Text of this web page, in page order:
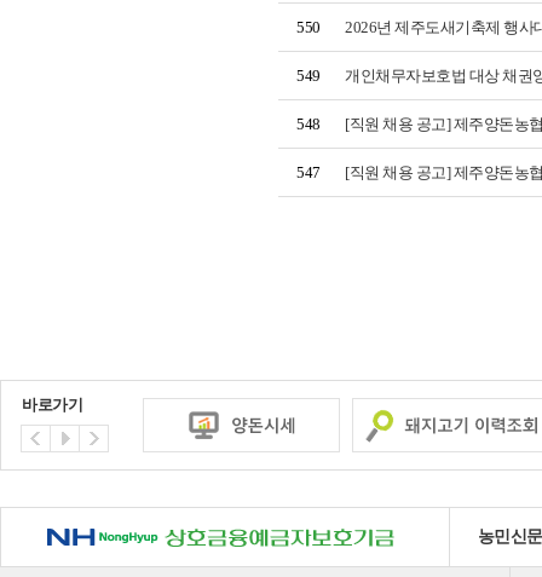
550 2026년 제주도새기축제 행
549 개인채무자보호법 대상 채
548 [직원 채용 공고] 제주양돈농
547 [직원 채용 공고] 제주양돈농
바로가기
NH 상호금융예금자보호기금 농민신